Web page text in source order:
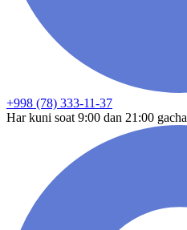
+998 (78) 333-11-37
Har kuni soat 9:00 dan 21:00 gacha